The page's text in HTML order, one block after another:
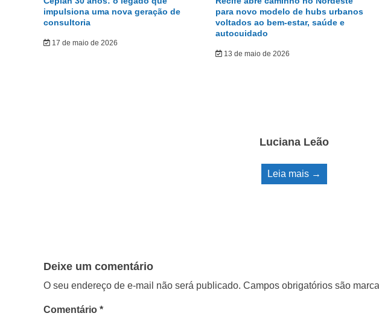
impulsiona uma nova geração de
consultoria
17 de maio de 2026
para novo modelo de hubs urbanos
voltados ao bem-estar, saúde e
autocuidado
13 de maio de 2026
Luciana Leão
Leia mais →
Deixe um comentário
O seu endereço de e-mail não será publicado. Campos obrigatórios são
Comentário *